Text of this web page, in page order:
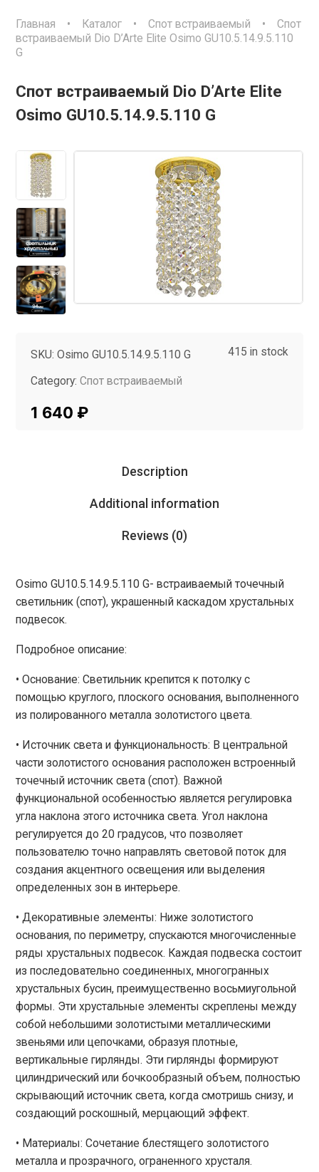
Главная • Каталог •Спот встраиваемый •Спот
встраиваемый Dio D’Arte Elite Osimo GU10.5.14.9.5.110
G
Спот встраиваемый Dio D’Arte Elite
Osimo GU10.5.14.9.5.110 G
SKU: Osimo GU10.5.14.9.5.110 G
Category: Спот встраиваемый
Tag: InMyRoom
415 in stock
1 640 ₽
Description
Additional information
Reviews (0)
Osimo GU10.5.14.9.5.110 G- встраиваемый точечный
светильник (спот), украшенный каскадом хрустальных
подвесок.
Подробное описание:
• Основание: Светильник крепится к потолку с
помощью круглого, плоского основания, выполненного
из полированного металла золотистого цвета.
• Источник света и функциональность: В центральной
части золотистого основания расположен встроенный
точечный источник света (спот). Важной
функциональной особенностью является регулировка
угла наклона этого источника света. Угол наклона
регулируется до 20 градусов, что позволяет
пользователю точно направлять световой поток для
создания акцентного освещения или выделения
определенных зон в интерьере.
• Декоративные элементы: Ниже золотистого
основания, по периметру, спускаются многочисленные
ряды хрустальных подвесок. Каждая подвеска состоит
из последовательно соединенных, многогранных
хрустальных бусин, преимущественно восьмиугольной
формы. Эти хрустальные элементы скреплены между
собой небольшими золотистыми металлическими
звеньями или цепочками, образуя плотные,
вертикальные гирлянды. Эти гирлянды формируют
цилиндрический или бочкообразный объем, полностью
скрывающий источник света, когда смотришь снизу, и
создающий роскошный, мерцающий эффект.
• Материалы: Сочетание блестящего золотистого
металла и прозрачного, ограненного хрусталя.